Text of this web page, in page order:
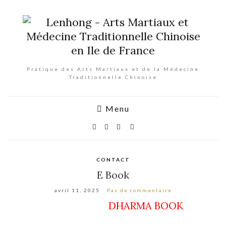
Pratique des Arts Martiaux et de la Médecine
Traditionnelle Chinoise
Menu
CONTACT
E Book
avril 11, 2025 Pas de commentaire
DHARMA BOOK